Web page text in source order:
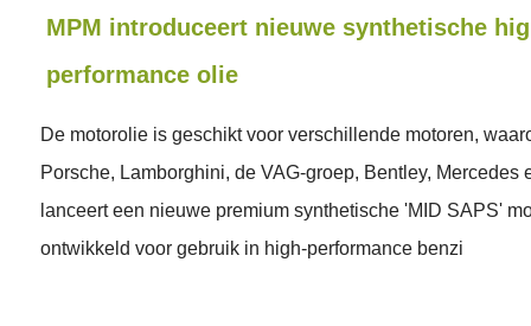
MPM introduceert nieuwe synthetische
performance olie
De motorolie is geschikt voor verschillende motoren,
Porsche, Lamborghini, de VAG-groep, Bentley, Mercedes
lanceert een nieuwe premium synthetische 'MID SAPS'
ontwikkeld voor gebruik in high-performance benzi